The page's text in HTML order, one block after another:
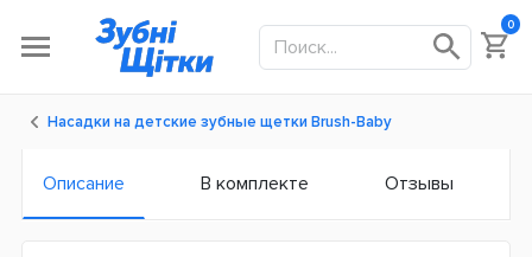
0
Насадки на детские зубные щетки Brush-Baby
Описание В комплекте Отзывы